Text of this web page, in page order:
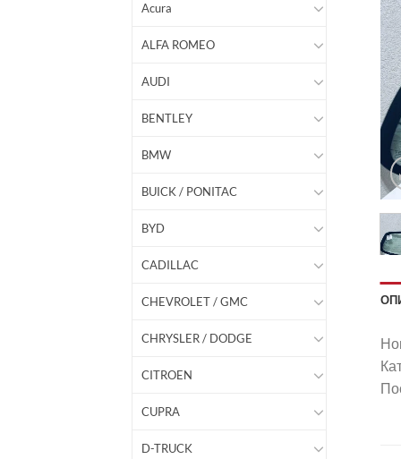
Acura
ALFA ROMEO
AUDI
BENTLEY
BMW
BUICK / PONITAC
BYD
CADILLAC
CHEVROLET / GMC
CHRYSLER / DODGE
CITROEN
CUPRA
D-TRUCK